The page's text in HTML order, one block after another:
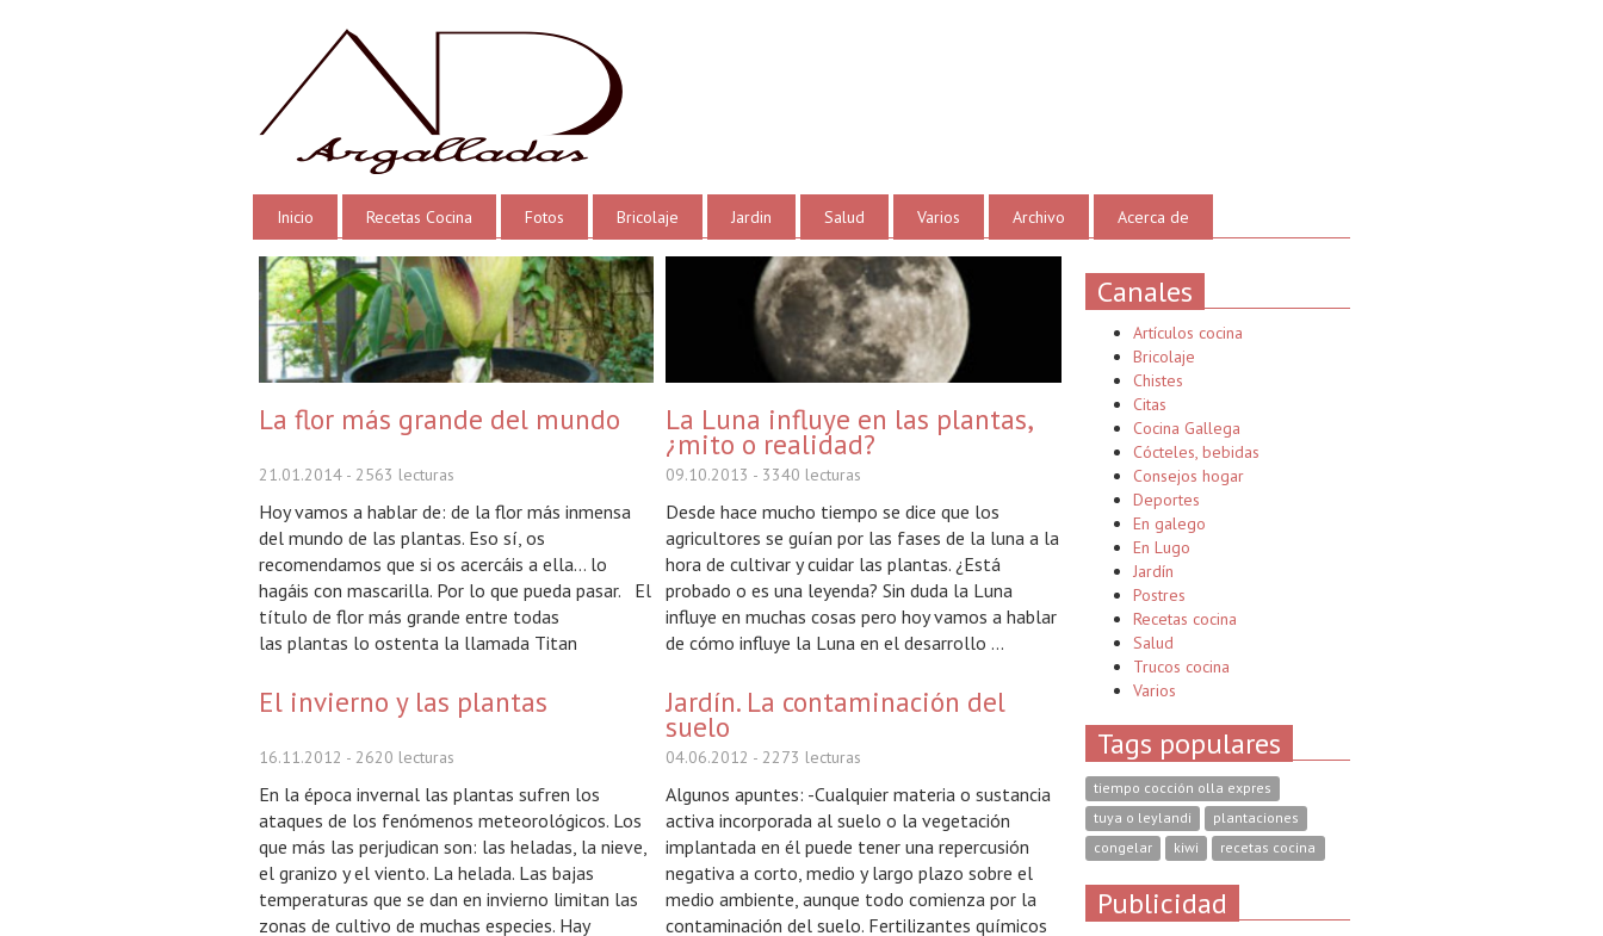
Inicio Recetas Cocina Fotos Bricolaje Jardin Salud Varios Archivo Acerca de
La flor más grande del mundo
21.01.2014 - 2563 lecturas
Hoy vamos a hablar de: de la flor más inmensa
del mundo de las plantas. Eso sí, os
recomendamos que si os acercáis a ella… lo
hagáis con mascarilla. Por lo que pueda pasar. El
título de flor más grande entre todas
las plantas lo ostenta la llamada Titan
hablando ...
La Luna influye en las plantas,
¿mito o realidad?
09.10.2013 - 3340 lecturas
Desde hace mucho tiempo se dice que los
agricultores se guían por las fases de la luna a la
hora de cultivar y cuidar las plantas. ¿Está
probado o es una leyenda? Sin duda la Luna
influye en muchas cosas pero hoy vamos a hablar
de cómo influye la Luna en el desarrollo ...
El invierno y las plantas
16.11.2012 - 2620 lecturas
En la época invernal las plantas sufren los
ataques de los fenómenos meteorológicos. Los
que más las perjudican son: las heladas, la nieve,
el granizo y el viento. La helada. Las bajas
temperaturas que se dan en invierno limitan las
zonas de cultivo de muchas especies. Hay
Jardín. La contaminación del
suelo
04.06.2012 - 2273 lecturas
Algunos apuntes: -Cualquier materia o sustancia
activa incorporada al suelo o la vegetación
implantada en él puede tener una repercusión
negativa a corto, medio y largo plazo sobre el
medio ambiente, aunque todo comienza por la
contaminación del suelo. Fertilizantes químicos
Canales
Artículos cocina
Bricolaje
Chistes
Citas
Cocina Gallega
Cócteles, bebidas
Consejos hogar
Deportes
En galego
En Lugo
Jardín
Postres
Recetas cocina
Salud
Trucos cocina
Varios
Tags populares
tiempo cocción olla expres
tuya o leylandi
plantaciones
congelar
kiwi recetas cocina
Publicidad